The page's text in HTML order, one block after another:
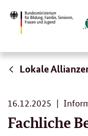
Lokale
Fachliche
16.12.2025 16.
12.
2025